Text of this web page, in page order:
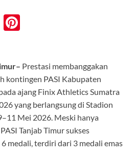
T
er es
t
Prestasi membanggakan
kontingen PASI Kabupaten
ajang Finix Athletics Sumatra
yang berlangsung di Stadion
Mei 2026. Meski hanya
Tanjab Timur sukses
medali, terdiri dari 3 medali emas